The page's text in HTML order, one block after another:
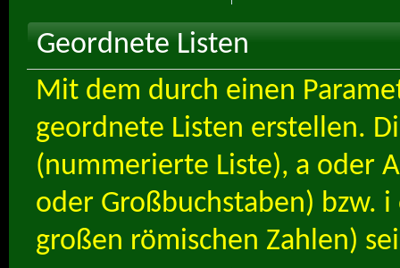
Geordnete Listen
Mit dem durch einen
geordnete Listen erstellen.
(nummerierte Liste), a oder
oder Großbuchstaben) bzw.
großen römischen Zahlen)